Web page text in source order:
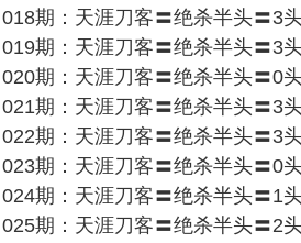
018期：天涯刀客〓绝杀半头〓3
019期：天涯刀客〓绝杀半头〓3
020期：天涯刀客〓绝杀半头〓0
021期：天涯刀客〓绝杀半头〓3
022期：天涯刀客〓绝杀半头〓3
023期：天涯刀客〓绝杀半头〓0
024期：天涯刀客〓绝杀半头〓1
025期：天涯刀客〓绝杀半头〓2